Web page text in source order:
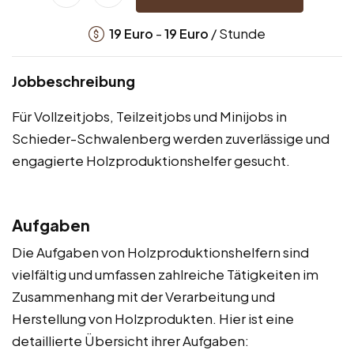
19 Euro -19 Euro / Stunde
Jobbeschreibung
Für Vollzeitjobs, Teilzeitjobs und Minijobs in
Schieder-Schwalenberg werden zuverlässige und
engagierte Holzproduktionshelfer gesucht.
Aufgaben
Die Aufgaben von Holzproduktionshelfern sind
vielfältig und umfassen zahlreiche Tätigkeiten im
Zusammenhang mit der Verarbeitung und
Herstellung von Holzprodukten. Hier ist eine
detaillierte Übersicht ihrer Aufgaben: